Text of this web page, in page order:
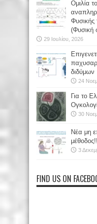
Oμιλία
Φυσικής
(Φυσική
29 Ιουλίου, 2026
διδύμων
24
Για το
30
Νέα μη
μέθοδος!!
3
FIND US ON